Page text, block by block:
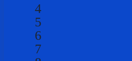
4
5
6
7